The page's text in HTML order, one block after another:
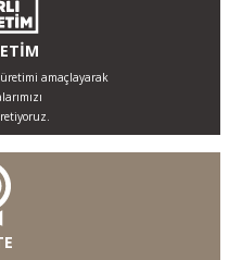
amaçlayarak